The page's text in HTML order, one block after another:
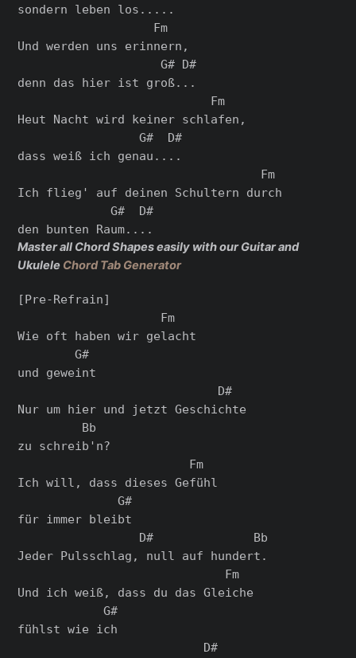
sondern leben los.....
                   Fm
Und werden uns erinnern,
                    G# D#
denn das hier ist groß...
                           Fm
Heut Nacht wird keiner schlafen,
                 G#  D#
dass weiß ich genau....
                                  Fm
Ich flieg' auf deinen Schultern durch
             G#  D#
Master all Chord Shapes easily with our Guitar and
Ukulele Chord Tab Generator
[Pre-Refrain]
                    Fm
Wie oft haben wir gelacht
        G#
und geweint
                            D#
Nur um hier und jetzt Geschichte
         Bb
zu schreib'n?
                        Fm
Ich will, dass dieses Gefühl
              G#
für immer bleibt
                 D#              Bb
Jeder Pulsschlag, null auf hundert.
                             Fm
Und ich weiß, dass du das Gleiche
            G#
fühlst wie ich
                          D#